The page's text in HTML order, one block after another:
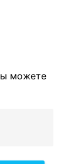
можете